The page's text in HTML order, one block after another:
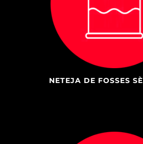
NETEJA DE FOSSES